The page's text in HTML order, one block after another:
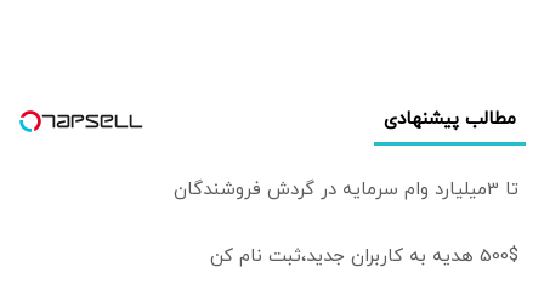
مطالب پیشنهادی
تا 3میلیارد وام سرمایه در گردش فروشندگان
500$ هدیه به کاربران جدید،ثبت نام کن